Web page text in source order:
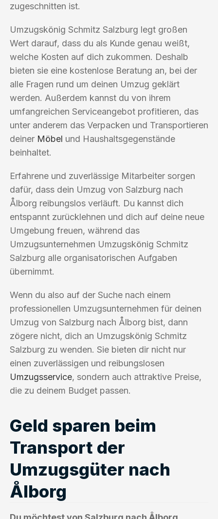
zugeschnitten ist.
Umzugskönig Schmitz Salzburg legt großen
Wert darauf, dass du als Kunde genau weißt,
welche Kosten auf dich zukommen. Deshalb
bieten sie eine kostenlose Beratung an, bei der
alle Fragen rund um deinen Umzug geklärt
werden. Außerdem kannst du von ihrem
umfangreichen Serviceangebot profitieren, das
unter anderem das Verpacken und Transportieren
deiner Möbel und Haushaltsgegenstände
beinhaltet.
Erfahrene und zuverlässige Mitarbeiter sorgen
dafür, dass dein Umzug von Salzburg nach
Ålborg reibungslos verläuft. Du kannst dich
entspannt zurücklehnen und dich auf deine neue
Umgebung freuen, während das
Umzugsunternehmen Umzugskönig Schmitz
Salzburg alle organisatorischen Aufgaben
übernimmt.
Wenn du also auf der Suche nach einem
professionellen Umzugsunternehmen für deinen
Umzug von Salzburg nach Ålborg bist, dann
zögere nicht, dich an Umzugskönig Schmitz
Salzburg zu wenden. Sie bieten dir nicht nur
einen zuverlässigen und reibungslosen
Umzugsservice, sondern auch attraktive Preise,
die zu deinem Budget passen.
Geld sparen beim
Transport der
Umzugsgüter nach
Ålborg